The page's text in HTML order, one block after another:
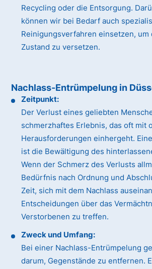
Recycling oder die Entsorgung.
können wir bei Bedarf auch
Reinigungsverfahren einsetzen, um
Zustand zu versetzen.
Nachlass-Entrümpelung in
Zeitpunkt:
Der Verlust eines geliebten
schmerzhaftes Erlebnis, das oft mit
Herausforderungen einhergeht.
ist die Bewältigung des
Wenn der Schmerz des Verlusts
Bedürfnis nach Ordnung und
Zeit, sich mit dem Nachlass
Entscheidungen über das
Verstorbenen zu treffen.
Zweck und Umfang:
Bei einer Nachlass-Entrümpelung
darum, Gegenstände zu entfernen.